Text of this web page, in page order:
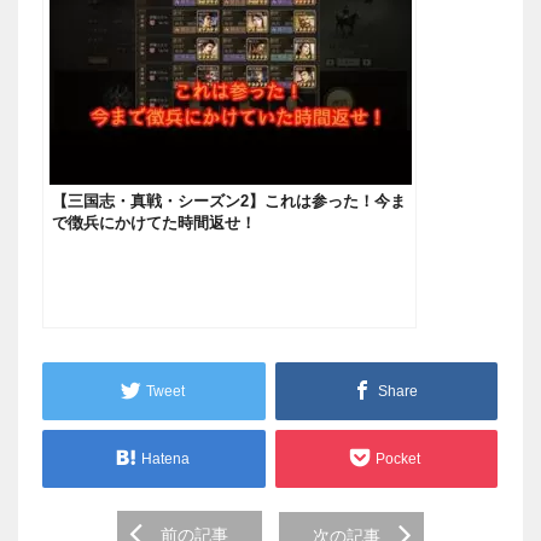
【三国志・真戦・シーズン2】これは参った！今ま
で徴兵にかけてた時間返せ！
Tweet Share
Hatena Pocket
前の記事 次の記事